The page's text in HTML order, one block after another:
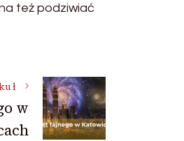
też podziwiać
w